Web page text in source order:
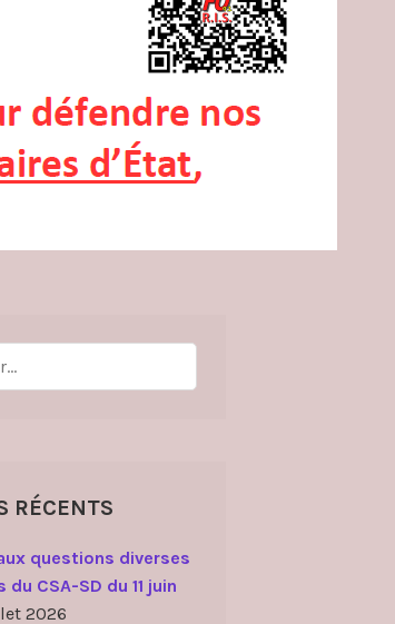
RÉCENTS
questions diverses
CSA-SD du 11 juin
2026